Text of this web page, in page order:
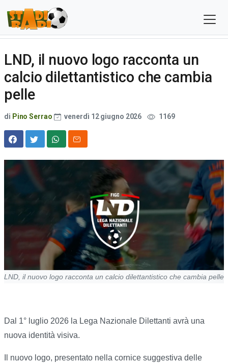
LND, il nuovo logo racconta un
calcio dilettantistico che cambia
pelle
di Pino Serrao venerdì 12 giugno 2026 1169
LND, il nuovo logo racconta un calcio dilettantistico che cambia pelle
Dal 1° luglio 2026 la Lega Nazionale Dilettanti avrà una
nuova identità visiva.
Il nuovo logo, presentato nella cornice suggestiva delle